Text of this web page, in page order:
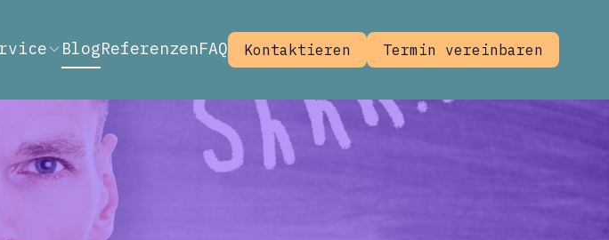
BlogReferenzenFAQ Kontaktieren Termin vereinbaren